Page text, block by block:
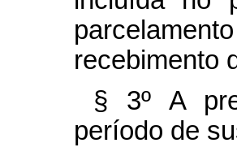
recebimento
§ 3º A
período de